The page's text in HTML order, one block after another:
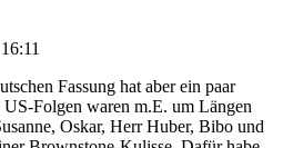
Fassung hat aber ein paar
US-Folgen waren m.E. um Längen
Oskar, Herr Huber, Bibo und